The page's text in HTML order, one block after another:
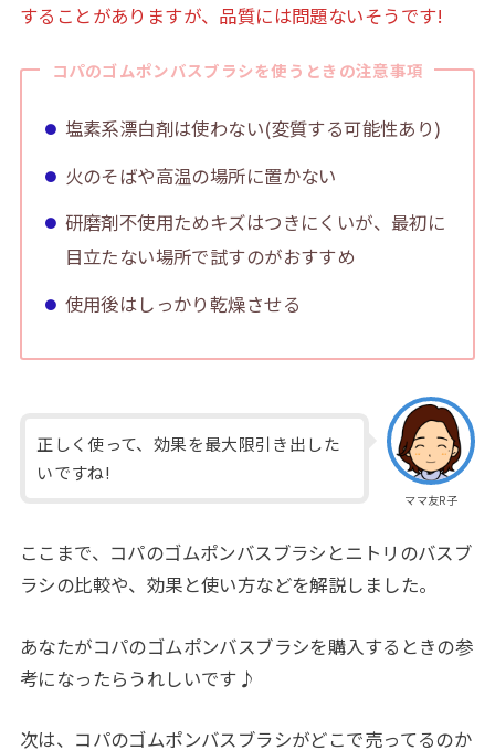
することがありますが、品質には問題ないそうです!
コパのゴムポンバスブラシを使うときの注意事項
塩素系漂白剤は使わない(変質する可能性あり)
火のそばや高温の場所に置かない
研磨剤不使用ためキズはつきにくいが、最初に
目立たない場所で試すのがおすすめ
使用後はしっかり乾燥させる
ママ友R子
正しく使って、効果を最大限引き出した
いですね!
ここまで、コパのゴムポンバスブラシとニトリのバスブ
ラシの比較や、効果と使い方などを解説しました。
あなたがコパのゴムポンバスブラシを購入するときの参
考になったらうれしいです♪
次は、コパのゴムポンバスブラシがどこで売ってるのか